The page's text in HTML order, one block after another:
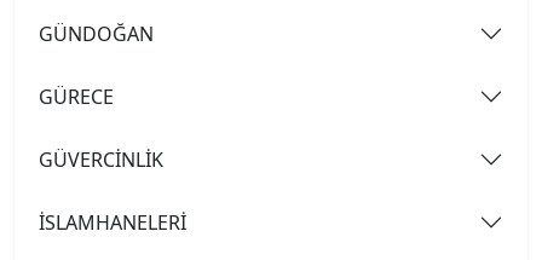
GÜNDOĞAN
GÜRECE
GÜVERCİNLİK
İSLAMHANELERİ